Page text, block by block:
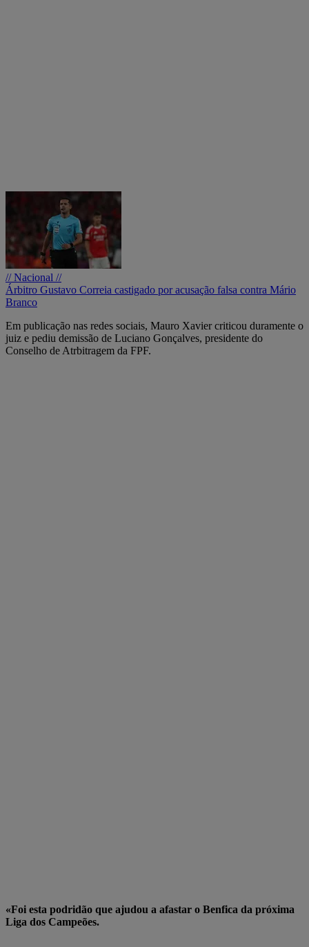
// Nacional //
Árbitro Gustavo Correia castigado por acusação falsa contra Mário
Branco
Em publicação nas redes sociais, Mauro Xavier criticou duramente o
juiz e pediu demissão de Luciano Gonçalves, presidente do
Conselho de Atrbitragem da FPF.
«Foi esta podridão que ajudou a afastar o Benfica da próxima
Liga dos Campeões.